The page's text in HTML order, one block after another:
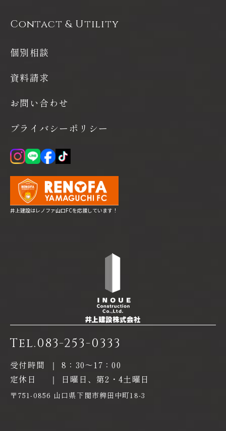
Tel.083-253-0333
受付時間 ｜
8：30〜17：00
定休日
｜ 日曜日、第2・4土曜日
〒751-0856 山口県下関市稗田中町18-3
Contact & Utility
個別相談
資料請求
お問い合わせ
プライバシーポリシー
井上建設はレノファ山口FCを応援しています！